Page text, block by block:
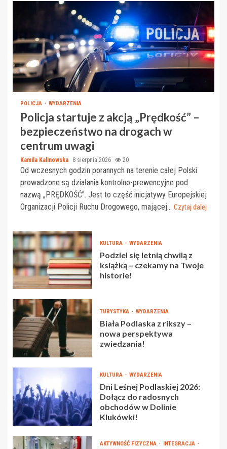
POLICJA WYDARZENIA
Policja startuje z akcją „Prędkość” –
bezpieczeństwo na drogach w
centrum uwagi
Kamila Kalinowska 8 sierpnia 2026 20
Od wczesnych godzin porannych na terenie całej Polski
prowadzone są działania kontrolno-prewencyjne pod
nazwą „PRĘDKOŚĆ”. Jest to część inicjatywy Europejskiej
Organizacji Policji Ruchu Drogowego, mającej... Czytaj dalej
KULTURA WYDARZENIA
Podziel się letnią chwilą z
książką – czekamy na Twoje
historie!
TURYSTYKA WYDARZENIA
Biała Podlaska z rikszy –
nowa perspektywa
zwiedzania!
KULTURA WYDARZENIA
Dni Leśnej Podlaskiej 2026:
Dołącz do radosnych
obchodów w Dolinie
Klukówki!
AKTYWNOŚĆ FIZYCZNA
INTEGRACJA